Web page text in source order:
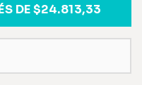
DE$24.813,33